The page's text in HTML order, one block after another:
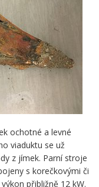
ochotné a levné
viaduktu se už
z jímek. Parní stroje
s korečkovými či
přibližně 12 kW.